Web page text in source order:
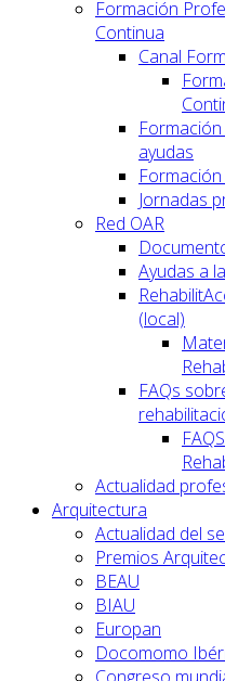
Formación
Continua
Canal
ayudas
Jornadas
Red OAR
Ayudas a
(local)
FAQs
Actualidad
Arquitectura
Actualidad del
Premios
BEAU
BIAU
Europan
Docomomo